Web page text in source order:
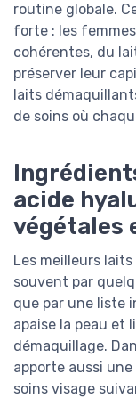
routine globale.
forte : les
cohérentes, du
préserver leur
laits
de soins où
acide
végétales
Les meilleurs
souvent par
que par une liste
apaise la peau et
démaquillage.
apporte aussi
soins visage